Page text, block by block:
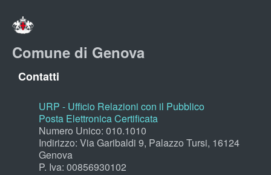
Comune di Genova
Contatti
URP - Ufficio Relazioni con il Pubblico
Posta Elettronica Certificata
Numero Unico: 010.1010
Indirizzo: Via Garibaldi 9, Palazzo Tursi, 16124
Genova
P. Iva: 00856930102